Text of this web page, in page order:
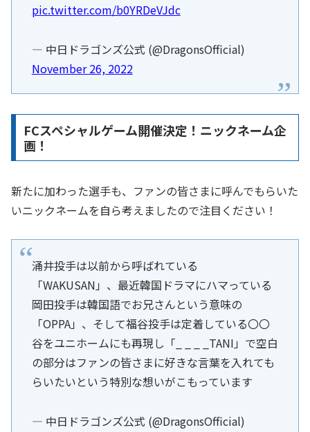
pic.twitter.com/b0YRDeVJdc
— 中日ドラゴンズ公式 (@DragonsOfficial)
November 26, 2022
FCスペシャルゲーム開催決定！ニックネーム企
画！
新たに加わった選手も、ファンの皆さまに呼んでもらいた
いニックネームを自ら考えましたので注目ください！
涌井投手は以前から呼ばれている
「WAKUSAN」、最近韓国ドラマにハマっている
岡田投手は韓国語でお兄さんという意味の
「OPPA」、そして福谷投手は定着している〇〇
谷をユニホームにも再現し「_ _ _ _TANI」で空白
の部分はファンの皆さまに好きな言葉を入れても
らいたいという特別な想いがこもっています
— 中日ドラゴンズ公式 (@DragonsOfficial)